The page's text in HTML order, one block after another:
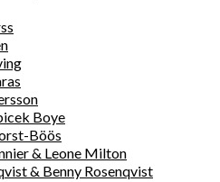
Boye
Böös
& Leone Milton
& Benny Rosenqvist